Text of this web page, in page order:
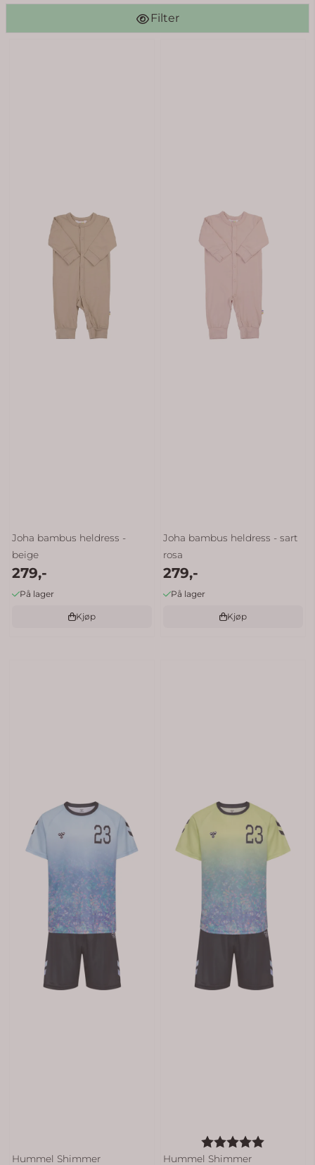
Filter
Joha bambus heldress -
beige
279,-
På lager
Kjøp
Joha bambus heldress - sart
rosa
279,-
På lager
Kjøp
Hummel Shimmer
Karakter:
Hummel Shimmer